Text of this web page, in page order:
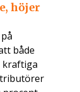
höjer
både
kraftiga